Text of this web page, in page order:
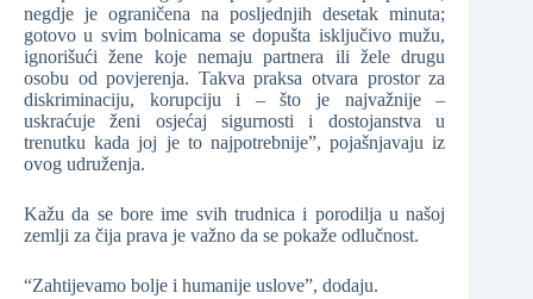
negdje je ograničena na posljednjih desetak minuta;
gotovo u svim bolnicama se dopušta isključivo mužu,
ignorišući žene koje nemaju partnera ili žele drugu
osobu od povjerenja. Takva praksa otvara prostor za
diskriminaciju, korupciju i – što je najvažnije –
uskraćuje ženi osjećaj sigurnosti i dostojanstva u
trenutku kada joj je to najpotrebnije”, pojašnjavaju iz
ovog udruženja.
Kažu da se bore ime svih trudnica i porodilja u našoj
zemlji za čija prava je važno da se pokaže odlučnost.
“Zahtijevamo bolje i humanije uslove”, dodaju.